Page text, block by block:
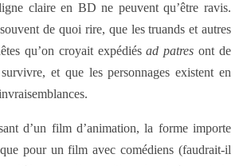
claire en BD ne peuvent qu’être ravis.
de quoi rire, que les truands et autres
qu’on croyait expédiésad patres ont de
et que les personnages existent en
d’un film d’animation, la forme importe
pour un film avec comédiens (faudrait-il